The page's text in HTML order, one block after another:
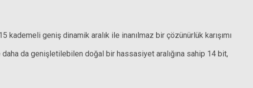
82mm PROND16 Grad Filtre (4 Stop)
geniş dinamik aralık ile inanılmaz bir çözünürlük karışımı
da genişletilebilen doğal bir hassasiyet aralığına sahip 14 bit,